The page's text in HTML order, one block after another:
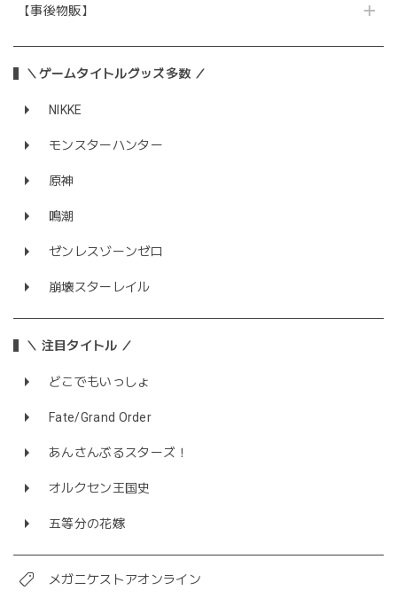
【事後物販】
＼ゲームタイトルグッズ多数 ／
NIKKE
モンスターハンター
原神
鳴潮
ゼンレスゾーンゼロ
崩壊スターレイル
＼ 注目タイトル ／
どこでもいっしょ
Fate/Grand Order
あんさんぶるスターズ！
オルクセン王国史
五等分の花嫁
メガニケストアオンライン